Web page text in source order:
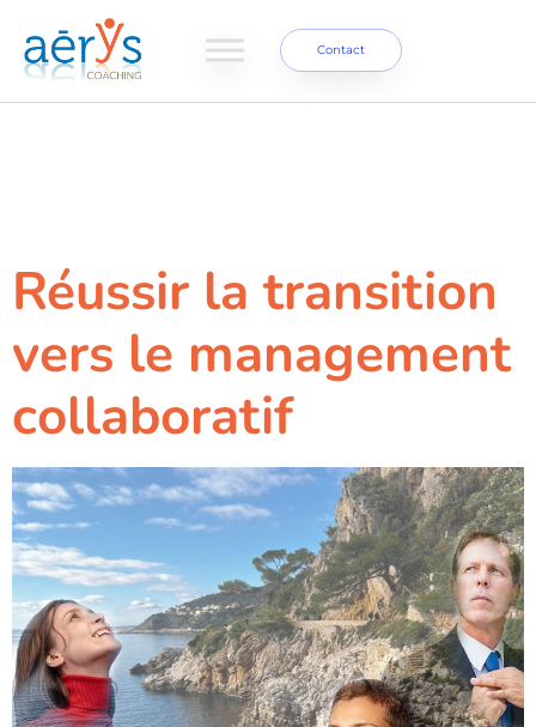
Contact
Réussir la transition
vers le management
collaboratif